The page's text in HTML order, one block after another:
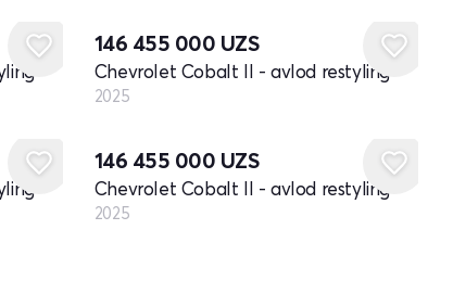
146 455 000 UZS
Chevrolet Cobalt II - avlod restyling
2025
146 455 000 UZS
Chevrolet Cobalt II - avlod restyling
2025